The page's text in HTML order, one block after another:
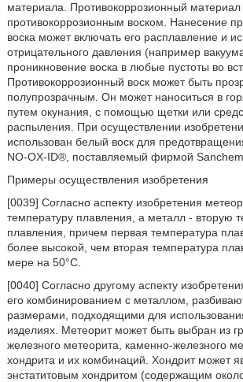
материала. Противокоррозионный
противокоррозионным воском. Нанесение
воска может включать его расплавление и
отрицательного давления (например
проникновение воска в любые пустоты во
Противокоррозионный воск может быть
полупрозрачным. Он может наноситься в
путем окунания, с помощью щетки или
распыления. При осуществлении
использован белый воск для
NO-OX-ID®, поставляемый фирмой
Примеры осуществления изобретения
[0039] Согласно аспекту изобретения
температуру плавления, а металл - вторую
плавления, причем первая температура
более высокой, чем вторая температура
мере на 50°С.
[0040] Согласно другому аспекту
его комбинированием с металлом,
размерами, подходящими для
изделиях. Метеорит может быть выбран из
железного метеорита, каменно-железного
хондрита и их комбинаций. Хондрит может
энстатитовым хондритом (содержащим